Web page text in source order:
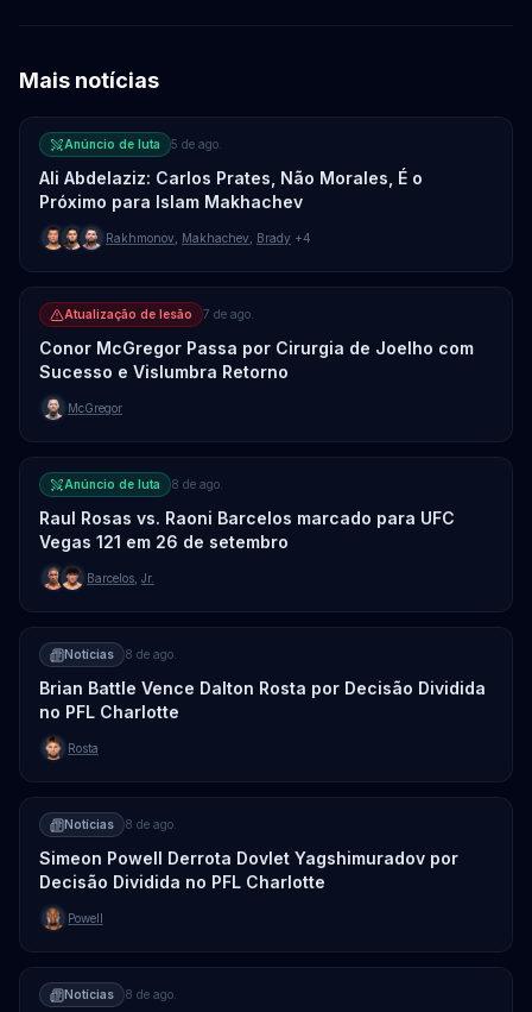
Mais notícias
Anúncio de luta 5 de ago.
Ali Abdelaziz: Carlos Prates, Não Morales, É o
Próximo para Islam Makhachev
Rakhmonov Makhachev Brady +4
Atualização de lesão 7 de ago.
Conor McGregor Passa por Cirurgia de Joelho com
Sucesso e Vislumbra Retorno
McGregor
Anúncio de luta 8 de ago.
Raul Rosas vs. Raoni Barcelos marcado para UFC
Vegas 121 em 26 de setembro
Barcelos Jr.
Notícias 8 de ago.
Brian Battle Vence Dalton Rosta por Decisão Dividida
no PFL Charlotte
Rosta
Notícias 8 de ago.
Simeon Powell Derrota Dovlet Yagshimuradov por
Decisão Dividida no PFL Charlotte
Powell
Notícias 8 de ago.